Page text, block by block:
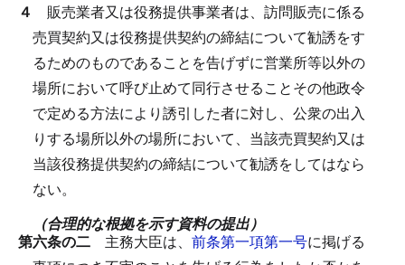
４ 販売業者又は役務提供事業者は、訪問販売に係る
売買契約又は役務提供契約の締結について勧誘をす
るためのものであることを告げずに営業所等以外の
場所において呼び止めて同行させることその他政令
で定める方法により誘引した者に対し、公衆の出入
りする場所以外の場所において、当該売買契約又は
当該役務提供契約の締結について勧誘をしてはなら
ない。
（合理的な根拠を示す資料の提出）
第六条の二 主務大臣は、 前条第一項第一号に掲げる